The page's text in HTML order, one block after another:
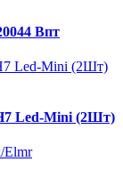
Впт
Led-Mini (2Шт)